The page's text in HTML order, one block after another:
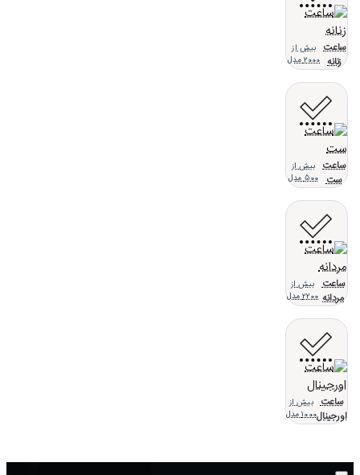
ساعت
زنانه
بیش از
2000 مدل
ساعت
ست
بیش از
500 مدل
ساعت
مردانه
بیش از
2200 مدل
ساعت
اورجینال
بیش از
1000 مدل